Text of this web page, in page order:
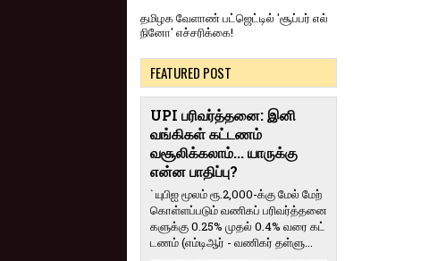
தமிழக வேளாண் பட்ஜெட்டில் 'சூப்பர் எல்
நினோ' எச்சரிக்கை!
FEATURED POST
UPI பரிவர்த்தனை: இனி
வங்கிகள் கட்டணம்
வசூலிக்கலாம்... யாருக்கு
என்ன பாதிப்பு?
` யுபிஐ மூலம் ரூ.2,000-க்கு மேல் மேற்​
கொள்​ளப்​படும் வணி​கப் பரிவர்த்​தனை​
களுக்கு 0.25% முதல் 0.4% வரை கட்​
ட​ணம் (எம்​டிஆர் - வணி​கர் தள்​ளு...